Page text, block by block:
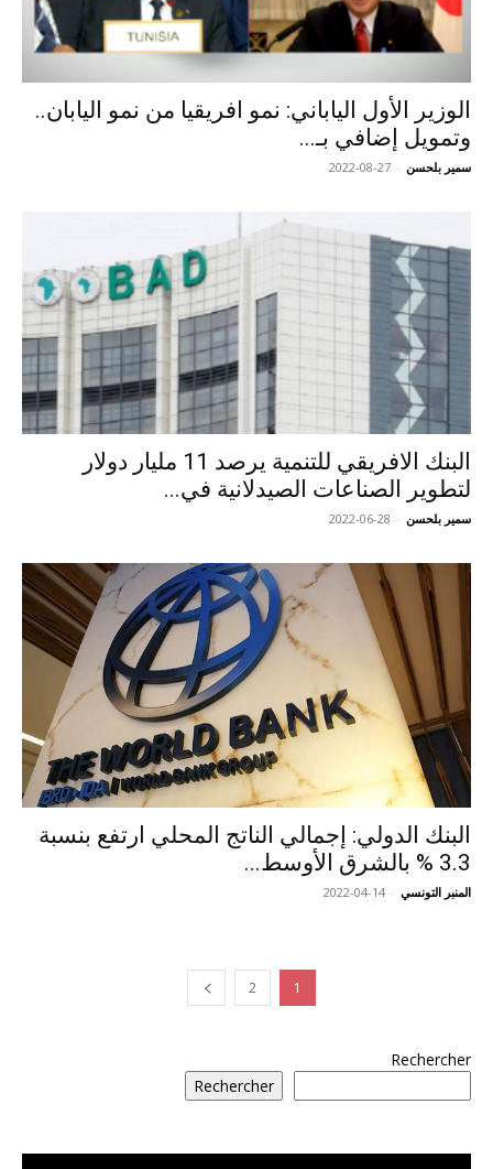
الوزير الأول الياباني: نمو افريقيا من نمو اليابان..
وتمويل إضافي بـ...
سمير بلحسن -
2022-08-27
البنك الافريقي للتنمية يرصد 11 مليار دولار
لتطوير الصناعات الصيدلانية في...
سمير بلحسن -
2022-06-28
البنك الدولي: إجمالي الناتج المحلي ارتفع بنسبة
3.3 % بالشرق الأوسط...
المنبر التونسي -
2022-04-14
1
2
Rechercher
Rechercher